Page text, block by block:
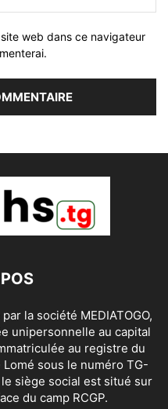
web dans ce navigateur
la société MEDIATOGO,
unipersonnelle au capital
au registre du
sous le numéro TG-
siège social est situé sur
du camp RCGP.